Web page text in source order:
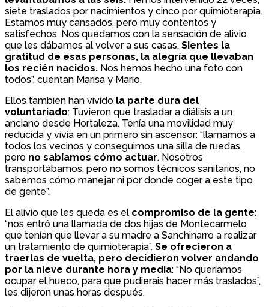
siete traslados por nacimientos y cinco por quimioterapia.
Estamos muy cansados, pero muy contentos y
satisfechos. Nos quedamos con la sensación de alivio
que les dábamos al volver a sus casas. Sientes la
gratitud de esas personas, la alegría que llevaban
los recién nacidos. Nos hemos hecho una foto con
todos”, cuentan Marisa y Mario.
Ellos también han vivido la parte dura del
voluntariado: Tuvieron que trasladar a diálisis a un
anciano desde Hortaleza. Tenía una movilidad muy
reducida y vivía en un primero sin ascensor: “llamamos a
todos los vecinos y conseguimos una silla de ruedas,
pero no sabíamos cómo actuar. Nosotros
transportábamos, pero no somos técnicos sanitarios, no
sabemos cómo manejar ni por donde coger a este tipo
de gente”.
El alivio que les queda es el compromiso de la gente:
“nos entró una llamada de dos hijas de Montecarmelo
que tenían que llevar a su madre a Sanchinarro a realizar
un tratamiento de quimioterapia”. Se ofrecieron a
traerlas de vuelta, pero decidieron volver andando
por la nieve durante hora y media: “No queríamos
ocupar el hueco, para que pudierais hacer más traslados”,
les dijeron unas horas después.